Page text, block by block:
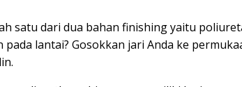
satu dari dua bahan finishing yaitu
lantai? Gosokkan jari Anda ke